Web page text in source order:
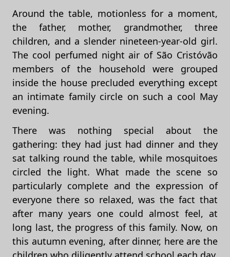
Around the table, motionless for a moment,
the father, mother, grandmother, three
children, and a slender nineteen-year-old girl.
The cool perfumed night air of São Cristóvão
members of the household were grouped
inside the house precluded everything except
an intimate family circle on such a cool May
evening.
There was nothing special about the
gathering: they had just had dinner and they
sat talking round the table, while mosquitoes
circled the light. What made the scene so
particularly complete and the expression of
everyone there so relaxed, was the fact that
after many years one could almost feel, at
long last, the progress of this family. Now, on
this autumn evening, after dinner, here are the